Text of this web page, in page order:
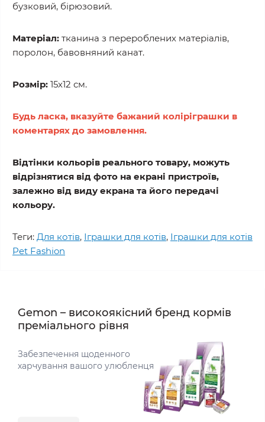
бузковий, бірюзовий.
Матеріал: тканина з перероблених матеріалів,
поролон, бавовняний канат.
Розмір: 15х12 см.
Будь ласка, вказуйте бажаний коліріграшки в
коментарях до замовлення.
Відтінки кольорів реального товару, можуть
відрізнятися від фото на екрані пристроїв,
залежно від виду екрана та його передачі
кольору.
Теги: Для котів, Іграшки для котів, Іграшки для котів
Pet Fashion
Gemon – високоякісний бренд кормів
преміального рівня
Забезпечення щоденного
харчування вашого улюбленця